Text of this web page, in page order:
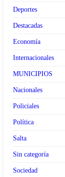
Deportes
Destacadas
Economía
Internacionales
MUNICIPIOS
Nacionales
Policiales
Política
Salta
Sin categoría
Sociedad